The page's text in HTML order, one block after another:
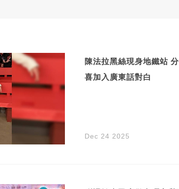
陳法拉黑絲現身地鐵站
喜加入廣東話對白
Dec 24 2025